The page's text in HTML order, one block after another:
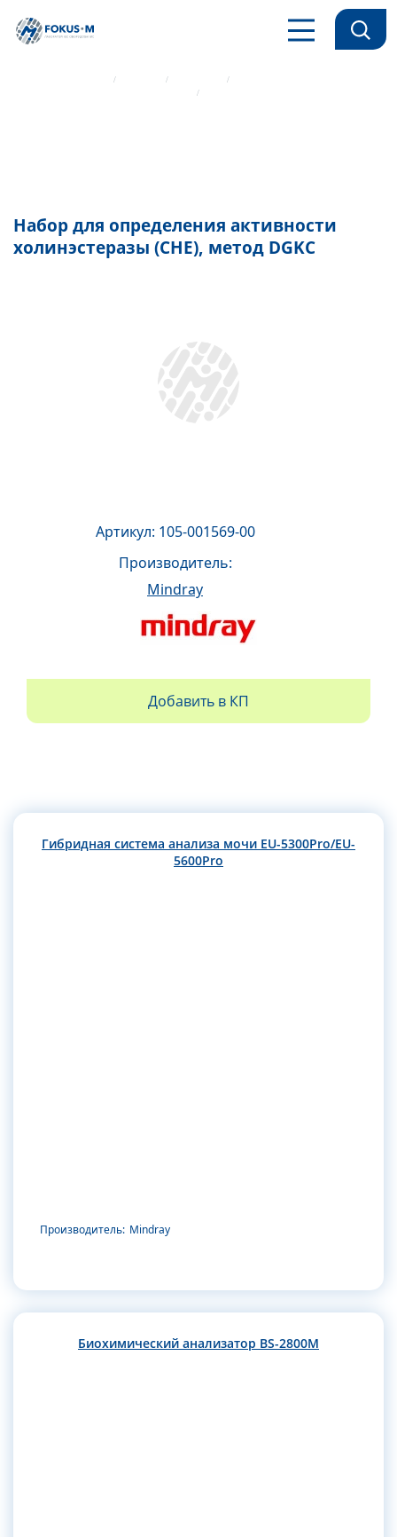
Набор для определения активности
холинэстеразы (CHE), метод DGKC
Артикул: 105-001569-00
Производитель:
Mindray
Добавить в КП
Гибридная система анализа мочи EU-5300Pro/EU-
5600Pro
Производитель: Mindray
Биохимический анализатор BS-2800M